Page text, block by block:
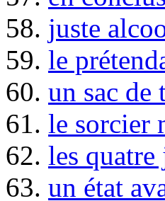
58. juste
59. le
60. un sac de
61. le sorcier
62. les
63. un état